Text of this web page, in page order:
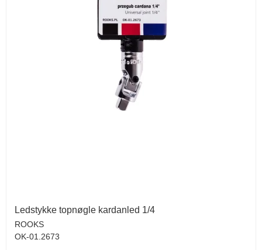
Ledstykke topnøgle kardanled 1/4
ROOKS
OK-01.2673